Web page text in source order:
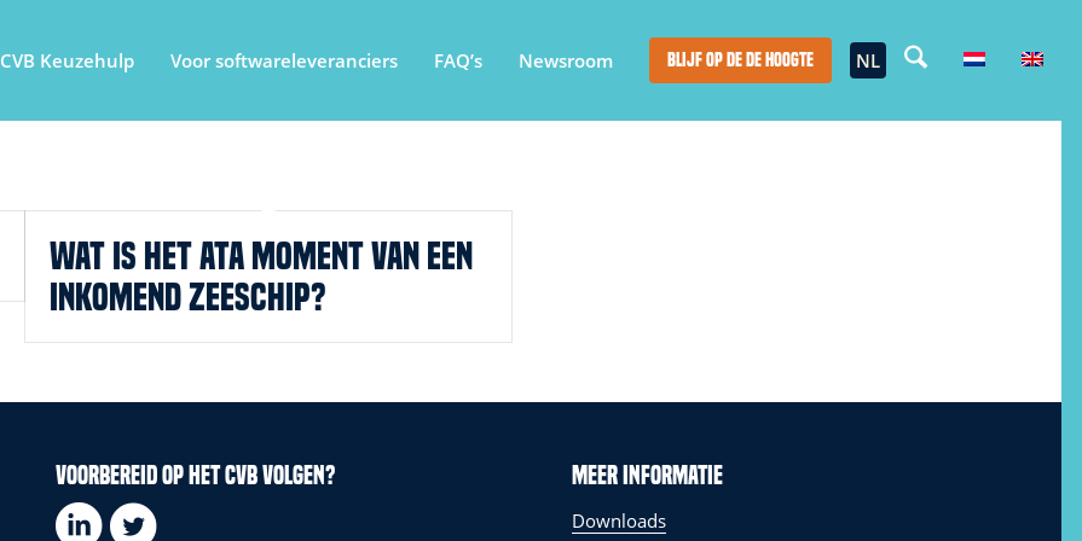
CVB Keuzehulp Voor softwareleveranciers FAQ’s Newsroom Blijf op de de hoogte NL
Wat is het ATA moment van een
inkomend zeeschip?
Voorbereid op het CVB volgen? Meer informatie
Downloads